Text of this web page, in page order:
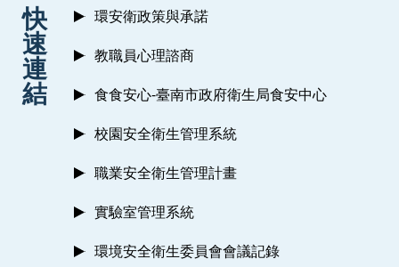
快
速
連
結
環安衛政策與承諾
教職員心理諮商
食食安心-臺南市政府衛生局食安中心
校園安全衛生管理系統
職業安全衛生管理計畫
實驗室管理系統
環境安全衛生委員會會議記錄